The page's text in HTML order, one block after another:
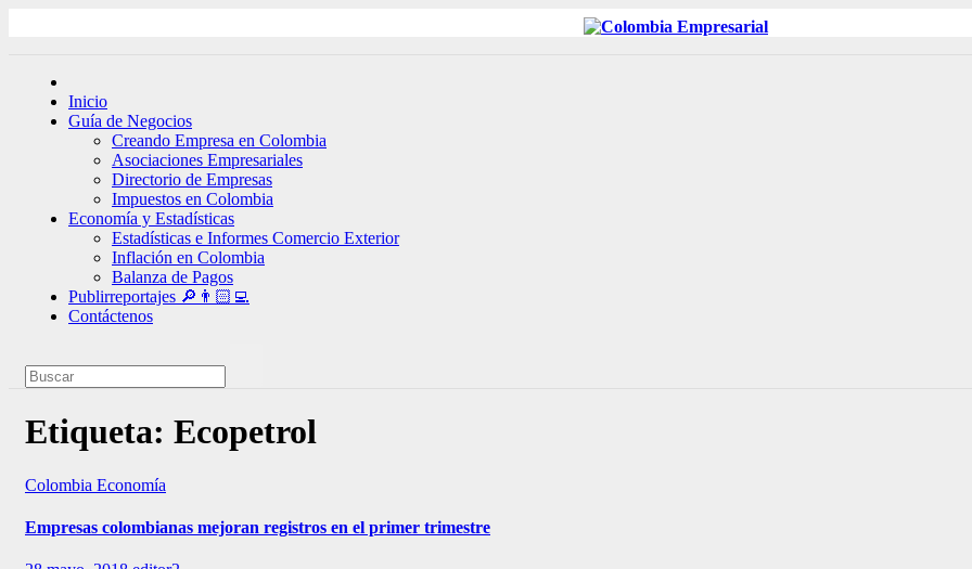
Inicio
Guía de Negocios
Creando Empresa en Colombia
Asociaciones Empresariales
Directorio de Empresas
Impuestos en Colombia
Economía y Estadísticas
Estadísticas e Informes Comercio Exterior
Inflación en Colombia
Balanza de Pagos
Publirreportajes 🔎👨🏻‍💻
Contáctenos
Etiqueta: Ecopetrol
Colombia Economía
Empresas colombianas mejoran registros en el primer trimestre